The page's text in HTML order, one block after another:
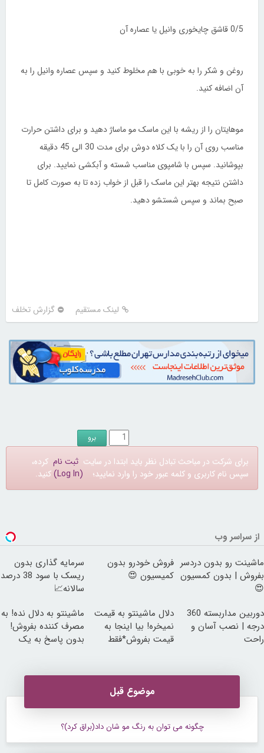
0/5 قاشق چایخوری وانیل یا عصاره آن
روغن و شکر را به خوبی با هم مخلوط کنید و سپس عصاره وانیل را به
آن اضافه کنید.
موهایتان را از ریشه با این ماسک مو ماساژ دهید و برای داشتن حرارت
مناسب روی آن را با یک کلاه دوش برای مدت 30 الی 45 دقیقه
بپوشانید. سپس با شامپوی مناسب شسته و آبکشی نمایید. برای
داشتن نتیجه بهتر این ماسک را قبل از خواب زده تا به صورت کامل تا
صبح بماند و سپس شستشو دهید.
لینک مستقیم گزارش تخلف
برای شرکت در مباحث تبادل نظر باید ابتدا در سایت ثبت نام کرده،
سپس نام کاربری و کلمه عبور خود را وارد نمایید؛ (Log In) کنید.
از سراسر وب
ماشینت رو بدون دردسر
بفروش | بدون کمسیون
😍
فروش خودرو بدون
کمیسیون 😍
سرمایه گذاری بدون
ریسک با سود 38 درصد
سالانه📈
دوربین مداربسته 360
درجه | نصب آسان و
راحت
دلال ماشینتو به قیمت
نمیخره! بیا اینجا به
قیمت بفروش*فقط
ماشینتو به دلال نده! به
مصرف کننده بفروش!
بدون پاسخ به یک
موضوع قبل
چگونه می توان به رنگ مو شان داد(براق کرد)؟